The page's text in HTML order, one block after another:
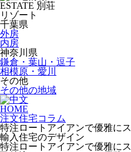
ESTATE 別荘
リゾート
千葉県
外房
内房
神奈川県
鎌倉・葉山・逗子
相模原・愛川
その他
その他の地域
HOME
注文住宅コラム
特注ロートアイアンで優雅に
輸入住宅のデザイン
特注ロートアイアンで優雅に